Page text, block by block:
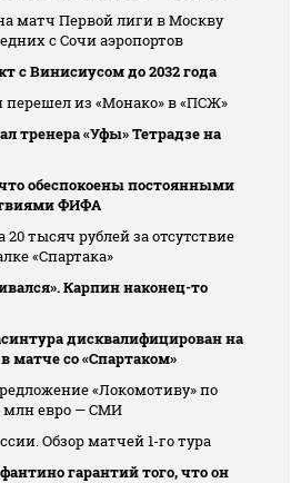
матч Первой лиги в Москву
с Сочи аэропортов
с Винисиусом до 2032 года
из «Монако» в «ПСЖ»
тренера «Уфы» Тетрадзе на
обеспокоены постоянными
ФИФА
тысяч рублей за отсутствие
«Спартака»
Карпин наконец-то
дисквалифицирован на
матче со «Спартаком»
«Локомотиву» по
млн евро — СМИ
Обзор матчей 1-го тура
гарантий того, что он